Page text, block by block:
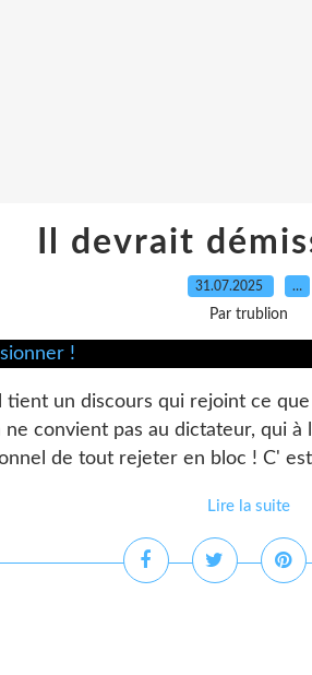
Il devrait
31.07.2025 …
Par trublion
un discours qui rejoint ce
ne convient pas au dictateur, qui
de tout rejeter en bloc ! C'
Lire la suite